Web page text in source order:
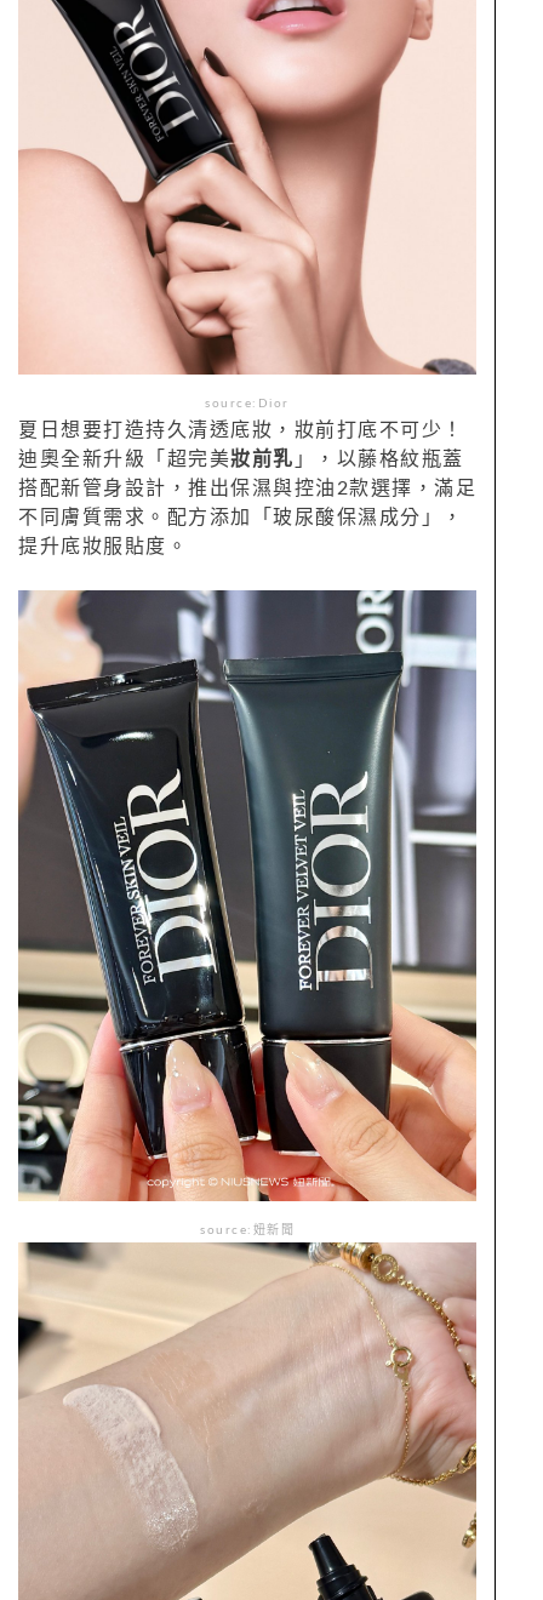
source:Dior
夏日想要打造持久清透底妝，妝前打底不可少！
迪奧全新升級「超完美妝前乳 」，以藤格紋瓶蓋
搭配新管身設計，推出保濕與控油2款選擇，滿足
不同膚質需求。配方添加「玻尿酸保濕成分」，
提升底妝服貼度。
source:妞新聞